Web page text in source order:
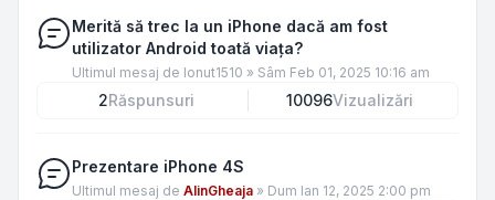
Merită să trec la un iPhone dacă am fost
utilizator Android toată viața?
Ultimul mesaj de Ionut1510 » Sâm Feb 01, 2025 10:16 am
2Răspunsuri 10096Vizualizări
Prezentare iPhone 4S
Ultimul mesaj de AlinGheaja » Dum Ian 12, 2025 2:00 pm